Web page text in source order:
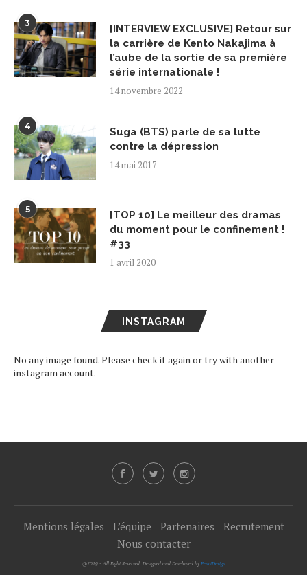
3
[INTERVIEW EXCLUSIVE] Retour sur
la carrière de Kento Nakajima à
l’aube de la sortie de sa première
série internationale !
14 novembre 2022
4
Suga (BTS) parle de sa lutte
contre la dépression
14 mai 2017
5
[TOP 10] Le meilleur des dramas
du moment pour le confinement !
#33
1 avril 2020
INSTAGRAM
No any image found. Please check it again or try with another
instagram account.
Mentions légales L’équipe Partenaires
Recrutement
Nous contacter
@2019 - All Right Reserved. Designed and Developed by PenciDesign